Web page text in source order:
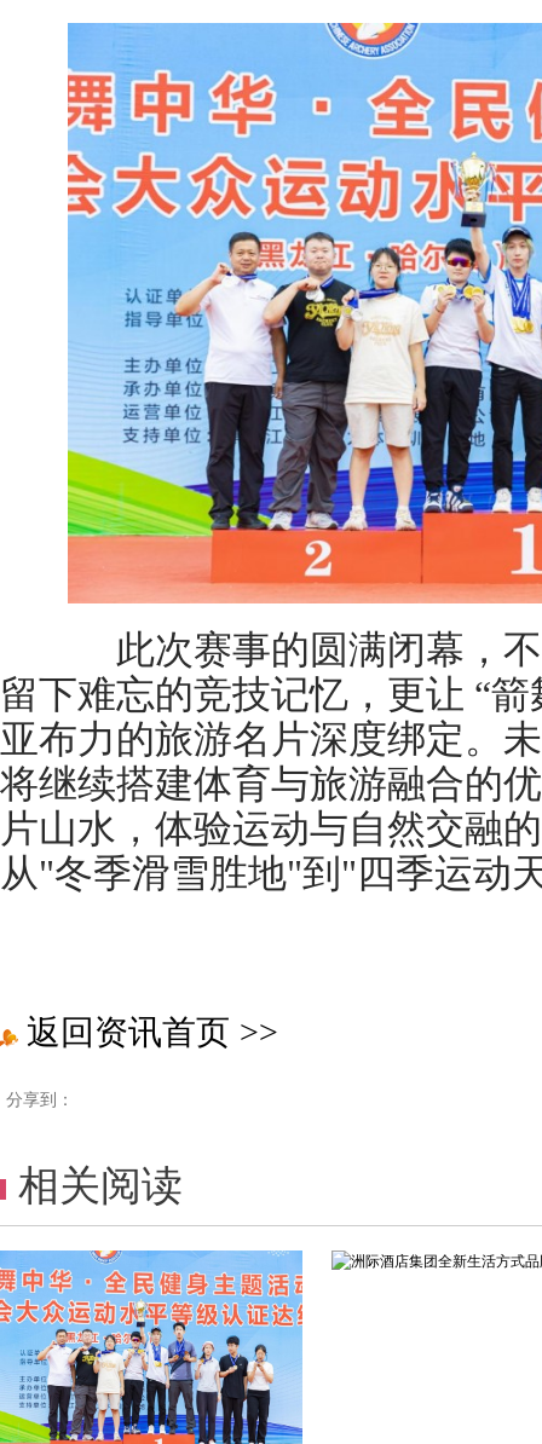
此次赛事的圆满闭幕，不
留下难忘的竞技记忆，更让 “
亚布力的旅游名片深度绑定。
将继续搭建体育与旅游融合的
片山水，体验运动与自然交融
从"冬季滑雪胜地"到"四季运动
返回资讯首页 >>
分享到：
相关阅读